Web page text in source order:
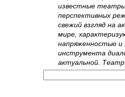
известные
перспективных
свежий взгляд на
мире,
напряженностью и
инструмента
актуальной.